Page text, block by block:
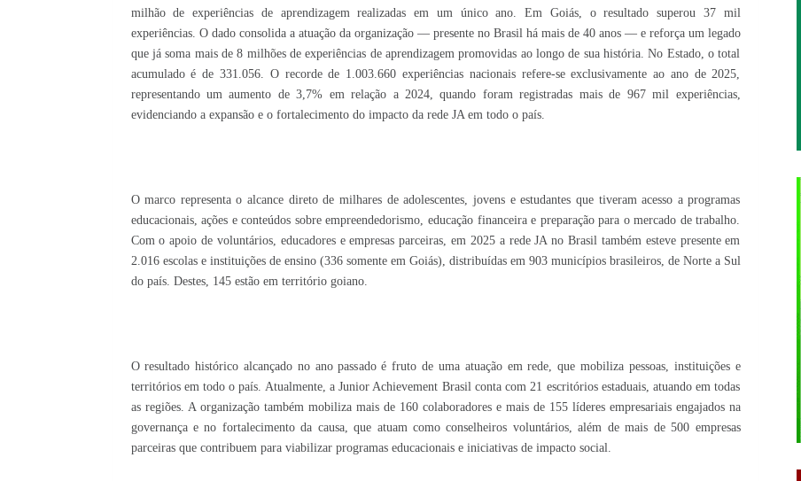
milhão de experiências de aprendizagem realizadas em um único ano. Em Goiás, o resultado superou 37 mil
experiências. O dado consolida a atuação da organização — presente no Brasil há mais de 40 anos — e reforça um legado
que já soma mais de 8 milhões de experiências de aprendizagem promovidas ao longo de sua história. No Estado, o total
acumulado é de 331.056. O recorde de 1.003.660 experiências nacionais refere-se exclusivamente ao ano de 2025,
representando um aumento de 3,7% em relação a 2024, quando foram registradas mais de 967 mil experiências,
evidenciando a expansão e o fortalecimento do impacto da rede JA em todo o país.
O marco representa o alcance direto de milhares de adolescentes, jovens e estudantes que tiveram acesso a programas
educacionais, ações e conteúdos sobre empreendedorismo, educação financeira e preparação para o mercado de trabalho.
Com o apoio de voluntários, educadores e empresas parceiras, em 2025 a rede JA no Brasil também esteve presente em
2.016 escolas e instituições de ensino (336 somente em Goiás), distribuídas em 903 municípios brasileiros, de Norte a Sul
do país. Destes, 145 estão em território goiano.
O resultado histórico alcançado no ano passado é fruto de uma atuação em rede, que mobiliza pessoas, instituições e
territórios em todo o país. Atualmente, a Junior Achievement Brasil conta com 21 escritórios estaduais, atuando em todas
as regiões. A organização também mobiliza mais de 160 colaboradores e mais de 155 líderes empresariais engajados na
governança e no fortalecimento da causa, que atuam como conselheiros voluntários, além de mais de 500 empresas
parceiras que contribuem para viabilizar programas educacionais e iniciativas de impacto social.